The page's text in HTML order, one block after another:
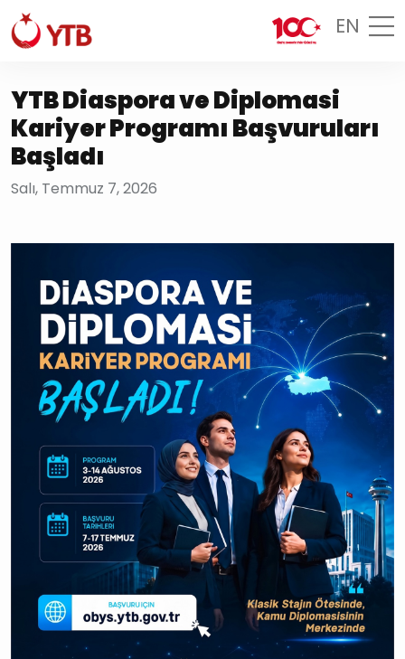
EN
YTB Diaspora ve Diplomasi
Kariyer Programı Başvuruları
Başladı
Salı, Temmuz 7, 2026